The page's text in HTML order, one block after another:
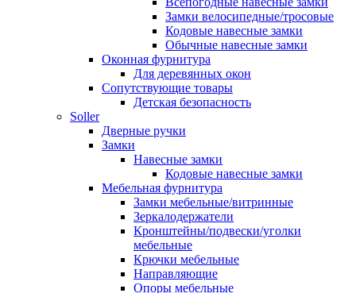
Замки велосипедные/тросовые
Кодовые навесные замки
Обычные навесные замки
Оконная фурнитура
Для деревянных окон
Сопутствующие товары
Детская безопасность
Soller
Дверные ручки
Замки
Навесные замки
Кодовые навесные замки
Мебельная фурнитура
Замки мебельные/витринные
Зеркалодержатели
Кронштейны/подвески/уголки
мебельные
Крючки мебельные
Направляющие
Опоры мебельные